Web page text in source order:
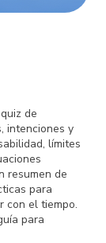
de
intenciones y
límites
resumen de
para
con el tiempo.
para